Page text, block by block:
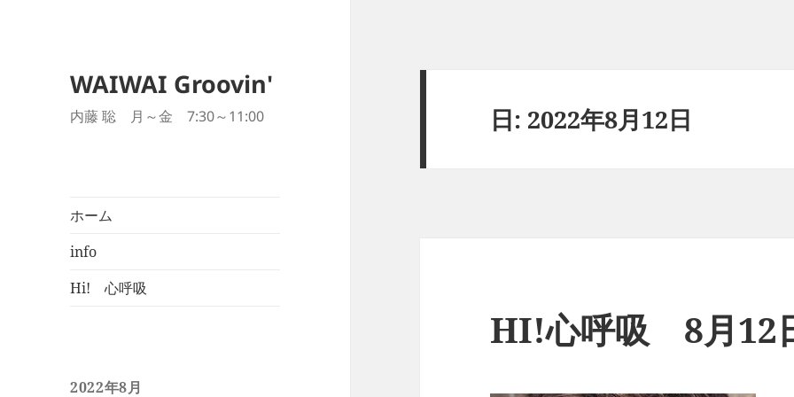
WAIWAI Groovin'
内藤 聡 月～金 7:30～11:00
ホーム
info
Hi! 心呼吸
2022年8月
日: 2022年8月12日
HI!心呼吸 8月12